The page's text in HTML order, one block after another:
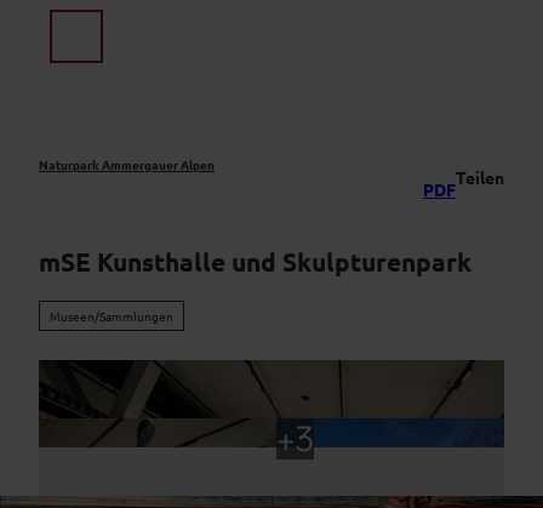
Naturpark Ammergauer Alpen
PDF
Teilen
mSE Kunsthalle und Skulpturenpark
Museen/Sammlungen